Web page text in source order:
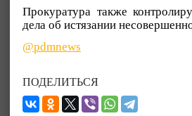
Прокуратура также
дела об истязании
@pdmnews
ПОДЕЛИТЬСЯ